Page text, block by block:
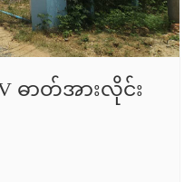
ဓာတ်အားလိုင်း